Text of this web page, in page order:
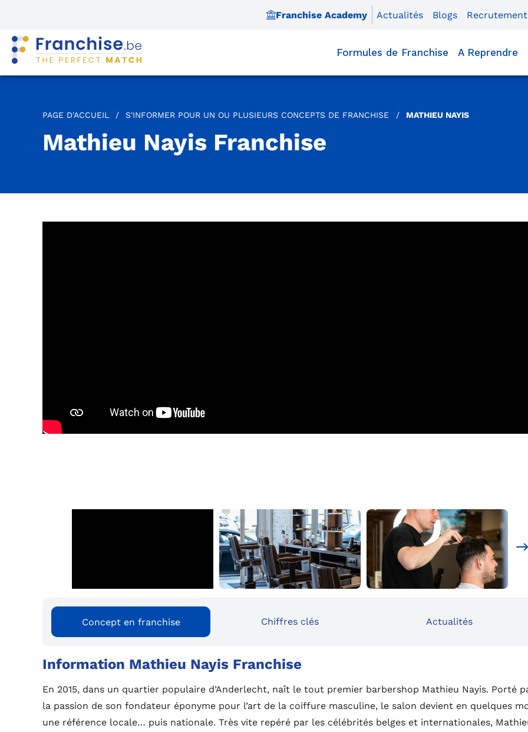
Franchise Academy Actualités Blogs Recrutement
Formules de Franchise A Reprendre
PAGE D'ACCUEIL / S'INFORMER POUR UN OU PLUSIEURS CONCEPTS DE FRANCHISE / MATHIEU NAYIS
Mathieu Nayis Franchise
Concept en franchise Chiffres clés Actualités
Information Mathieu Nayis Franchise
En 2015, dans un quartier populaire d’Anderlecht, naît le tout premier barbershop Mathieu Nayis. Porté
la passion de son fondateur éponyme pour l’art de la coiffure masculine, le salon devient en quelques
une référence locale… puis nationale. Très vite repéré par les célébrités belges et internationales,